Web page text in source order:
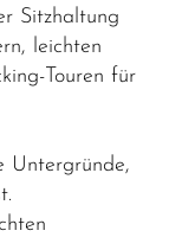
Sitzhaltung
leichten
Touren für
Untergründe,